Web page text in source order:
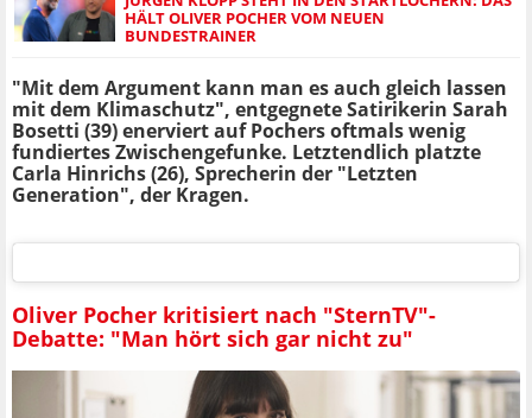
HÄLT OLIVER POCHER VOM NEUEN
BUNDESTRAINER
"Mit dem Argument kann man es auch gleich lassen
mit dem Klimaschutz", entgegnete Satirikerin Sarah
Bosetti (39) enerviert auf Pochers oftmals wenig
fundiertes Zwischengefunke. Letztendlich platzte
Carla Hinrichs (26), Sprecherin der "Letzten
Generation", der Kragen.
Oliver Pocher kritisiert nach "SternTV"-
Debatte: "Man hört sich gar nicht zu"